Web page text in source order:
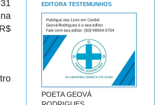
EDITORA TESTEMUNHOS
POETA GEOVÁ